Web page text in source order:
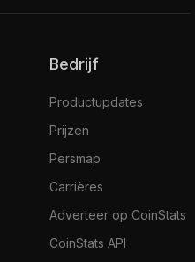
Bedrijf
Productupdates
Prijzen
Persmap
Carrières
Adverteer op CoinStats
CoinStats API